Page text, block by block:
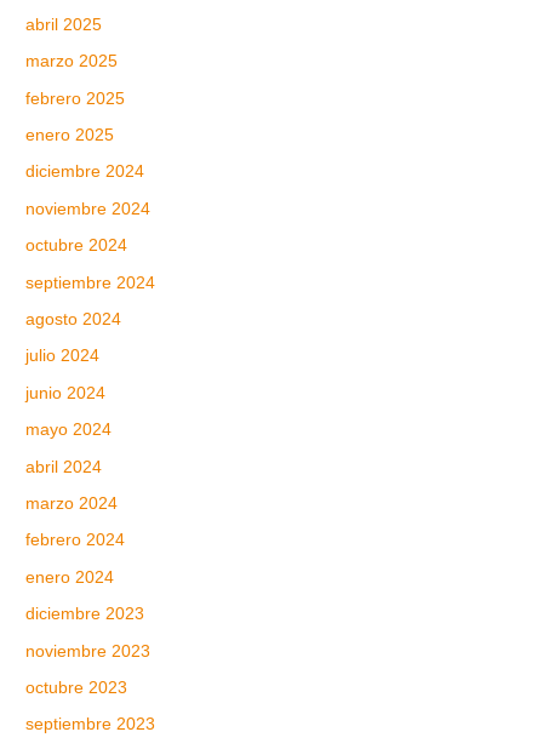
abril 2025
marzo 2025
febrero 2025
enero 2025
diciembre 2024
noviembre 2024
octubre 2024
septiembre 2024
agosto 2024
julio 2024
junio 2024
mayo 2024
abril 2024
marzo 2024
febrero 2024
enero 2024
diciembre 2023
noviembre 2023
octubre 2023
septiembre 2023